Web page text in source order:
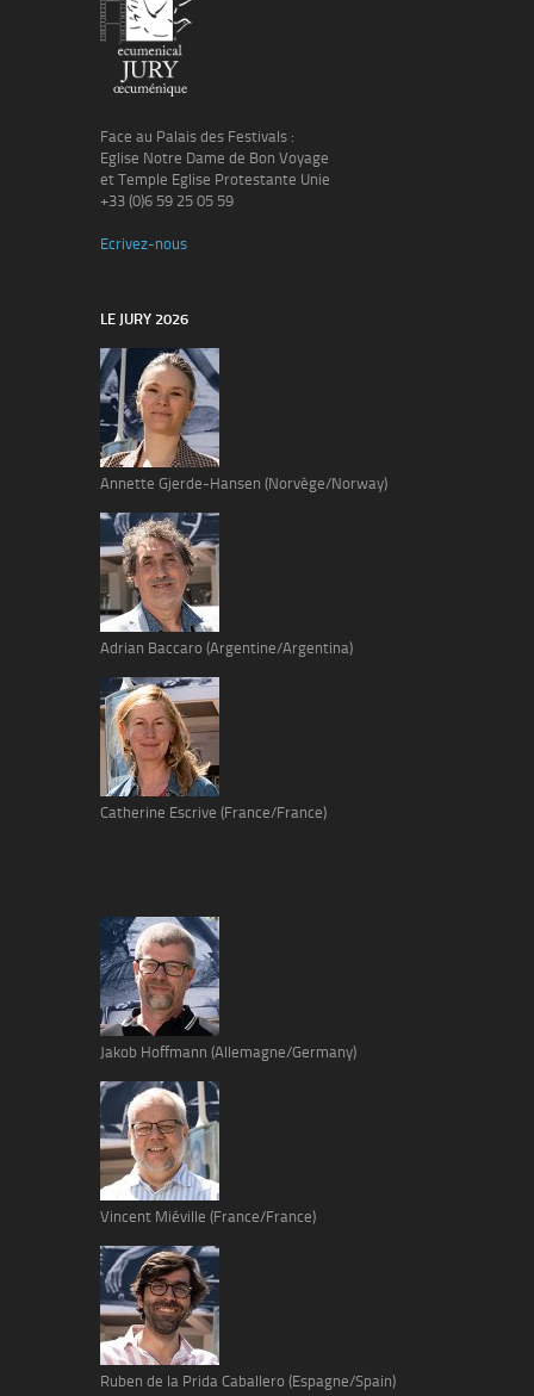
Face au Palais des Festivals :
Eglise Notre Dame de Bon Voyage
et Temple Eglise Protestante Unie
+33 (0)6 59 25 05 59
Ecrivez-nous
LE JURY 2026
Annette Gjerde-Hansen (Norvège/Norway)
Adrian Baccaro (Argentine/Argentina)
Catherine Escrive (France/France)
Jakob Hoffmann (Allemagne/Germany)
Vincent Miéville (France/France)
Ruben de la Prida Caballero (Espagne/Spain)